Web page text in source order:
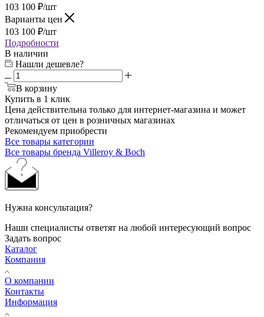
103 100 ₽/шт
Варианты цен
103 100 ₽/шт
Подробности
В наличии
Нашли дешевле?
В корзину
Купить в 1 клик
Цена действительна только для интернет-магазина и может
отличаться от цен в розничных магазинах
Рекомендуем приобрести
Все товары категории
Все товары бренда Villeroy & Boch
Нужна консультация?
Наши специалисты ответят на любой интересующий вопрос
Задать вопрос
Каталог
Компания
О компании
Контакты
Информация